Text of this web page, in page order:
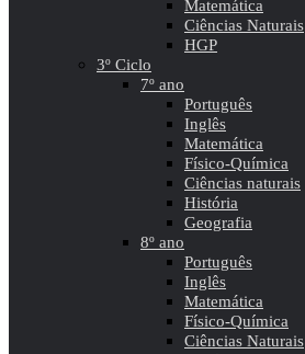
Matemática
Ciências Naturais
HGP
3º Ciclo
7º ano
Português
Inglês
Matemática
Físico-Química
Ciências naturais
História
Geografia
8º ano
Português
Inglês
Matemática
Físico-Química
Ciências Naturais